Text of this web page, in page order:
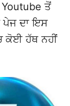
ਤੋਂ
ਪੇਜ ਦਾ ਇਸ
ਕੋਈ ਹੱਥ ਨਹੀਂ